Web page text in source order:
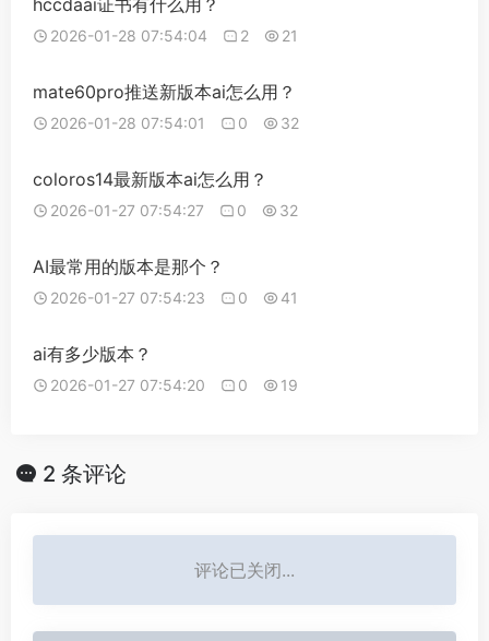
hccdaai证书有什么用？
2026-01-28 07:54:04 2 21
mate60pro推送新版本ai怎么用？
2026-01-28 07:54:01 0 32
coloros14最新版本ai怎么用？
2026-01-27 07:54:27 0 32
AI最常用的版本是那个？
2026-01-27 07:54:23 0 41
ai有多少版本？
2026-01-27 07:54:20 0 19
2 条评论
评论已关闭...